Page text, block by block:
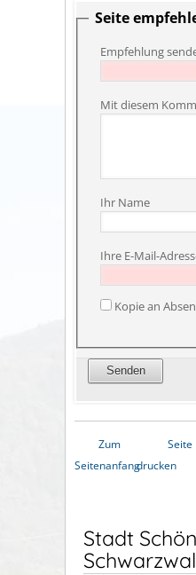
Seite
Empfehlung
Mit diesem
Ihr Name
Ihre E-Mail-
Kopie an
Zum
Seitenanfang
Seite
drucken
Stadt